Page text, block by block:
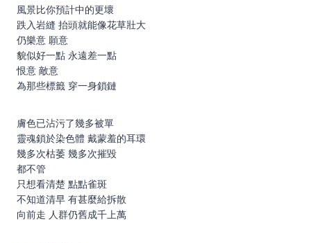
風景比你預計中的更壞
跌入岩縫 抬頭就能像花草壯大
仍樂意 願意
貌似好一點 永遠差一點
恨意 敵意
為那些標籤 穿一身鎖鏈
膚色已沾污了幾多被單
靈魂鎖於染色體 戴蒙羞的耳環
幾多次枯萎 幾多次摧毀
都不管
只想看清楚 點點雀斑
不知道清早 有甚麼給拆散
向前走 人群仍舊成千上萬